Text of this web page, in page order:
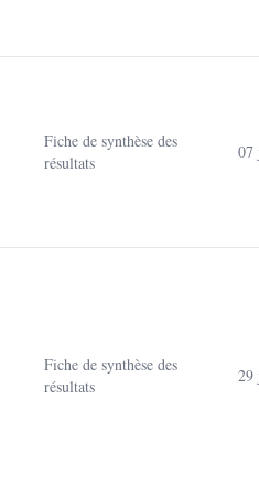
Fiche de synthèse des
résultats
07
Fiche de synthèse des
résultats
29